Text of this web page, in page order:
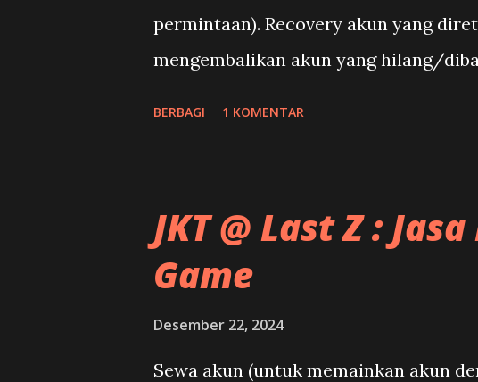
permintaan). Recovery akun yang
mengembalikan akun yang hilang/
BERBAGI 1 KOMENTAR
JKT @ Last Z :
Game
Desember 22, 2024
Sewa akun (untuk memainkan akun